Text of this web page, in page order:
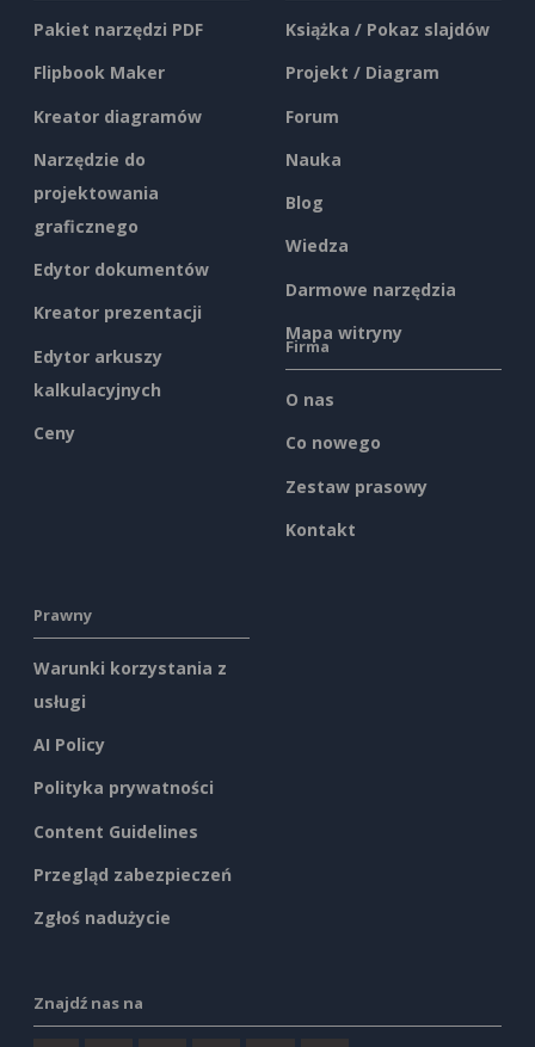
Pakiet narzędzi PDF
Flipbook Maker
Kreator diagramów
Narzędzie do
projektowania
graficznego
Edytor dokumentów
Kreator prezentacji
Edytor arkuszy
kalkulacyjnych
Ceny
Książka / Pokaz slajdów
Projekt / Diagram
Forum
Nauka
Blog
Wiedza
Darmowe narzędzia
Mapa witryny
Firma
O nas
Co nowego
Zestaw prasowy
Kontakt
Prawny
Warunki korzystania z
usługi
AI Policy
Polityka prywatności
Content Guidelines
Przegląd zabezpieczeń
Zgłoś nadużycie
Znajdź nas na